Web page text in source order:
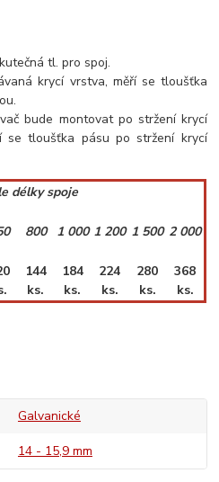
tl. pro spoj.
krycí vrstva, měří se tloušťka
bude montovat po stržení krycí
se tloušťka pásu po stržení krycí
délky spoje
800 1 000 1 200 1 500 2 000
144
ks.
184
ks.
224
ks.
280
ks.
368
ks.
Galvanické
14 - 15,9 mm